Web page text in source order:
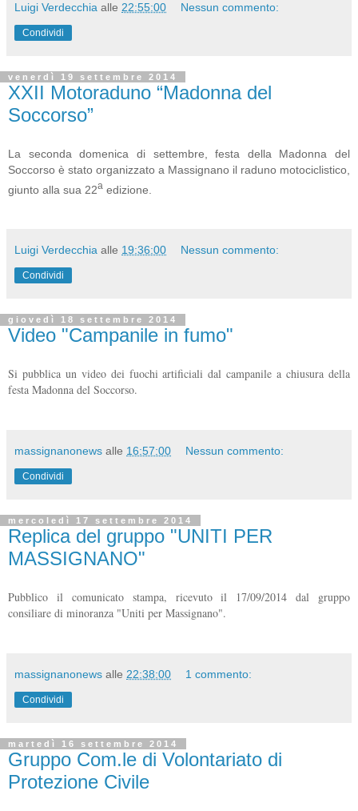
Luigi Verdecchia alle 22:55:00 Nessun commento:
Condividi
venerdì 19 settembre 2014
XXII Motoraduno “Madonna del
Soccorso”
La seconda domenica di settembre, festa della Madonna del
Soccorso è stato organizzato a Massignano il raduno motociclistico,
giunto alla sua 22a edizione.
Luigi Verdecchia alle 19:36:00 Nessun commento:
Condividi
giovedì 18 settembre 2014
Video "Campanile in fumo"
Si pubblica un video dei fuochi artificiali dal campanile a chiusura della
festa Madonna del Soccorso.
massignanonews alle 16:57:00 Nessun commento:
Condividi
mercoledì 17 settembre 2014
Replica del gruppo "UNITI PER
MASSIGNANO"
Pubblico il comunicato stampa, ricevuto il 17/09/2014 dal gruppo
consiliare di minoranza "Uniti per Massignano".
massignanonews alle 22:38:00 1 commento:
Condividi
martedì 16 settembre 2014
Gruppo Com.le di Volontariato di
Protezione Civile